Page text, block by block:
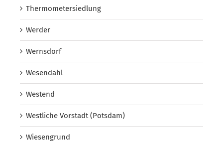
Thermometersiedlung
Werder
Wernsdorf
Wesendahl
Westend
Westliche Vorstadt (Potsdam)
Wiesengrund